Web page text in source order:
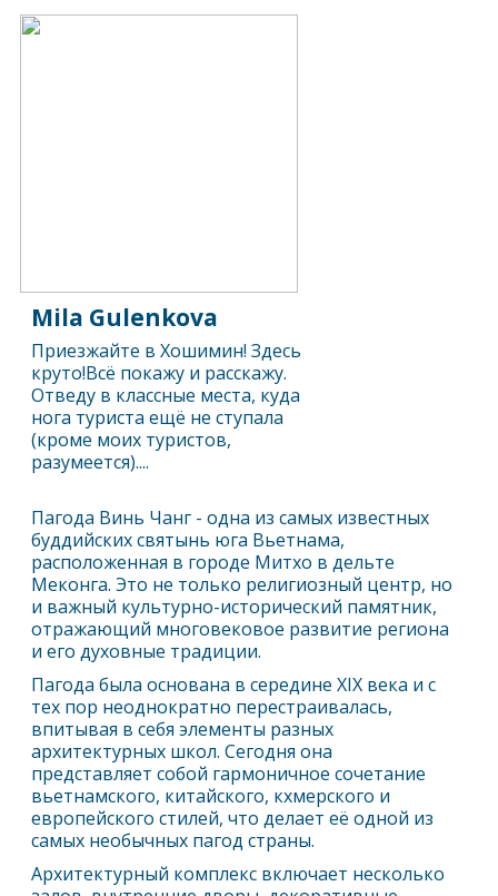
Пагода Винь Чанг - одна из самых известных
буддийских святынь юга Вьетнама,
расположенная в городе Митхо в дельте
Меконга. Это не только религиозный центр, но
и важный культурно-исторический памятник,
отражающий многовековое развитие региона
и его духовные традиции.
Пагода была основана в середине XIX века и с
тех пор неоднократно перестраивалась,
впитывая в себя элементы разных
архитектурных школ. Сегодня она
представляет собой гармоничное сочетание
вьетнамского, китайского, кхмерского и
европейского стилей, что делает её одной из
самых необычных пагод страны.
Архитектурный комплекс включает несколько
Mila Gulenkova
Приезжайте в Хошимин! Здесь
круто!Всё покажу и расскажу.
Отведу в классные места, куда
нога туриста ещё не ступала
(кроме моих туристов,
разумеется)....